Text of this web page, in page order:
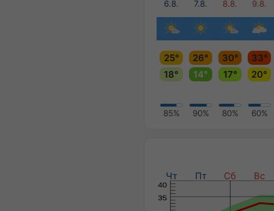
6.8. 7.8. 8.8. 9.8.
25° 26° 30°
33°
18°
14° 17° 20°
85% 90% 80% 60%
Чт Пт Сб Вс